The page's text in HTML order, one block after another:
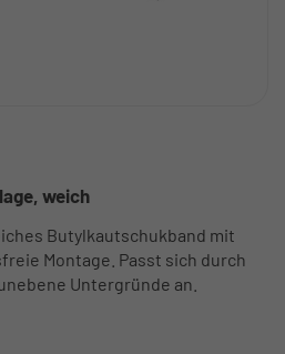
weich
Butylkautschukband mit
Montage. Passt sich durch
Untergründe an.